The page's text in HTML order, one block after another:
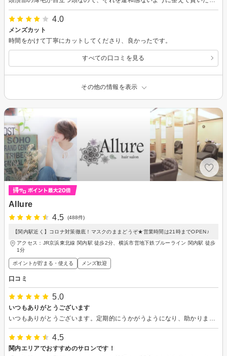
4.0
メンズカット
時間をかけて丁寧にカットしてくださり、良かったです。
すべての口コミを見る
その他の情報を表示
Allure
4.5
(488件)
【関内駅近く】コロナ対策徹底！マスクのままどうぞ★営業時間は21時までOPEN♪
アクセス：JR京浜東北線 関内駅 徒歩2分、横浜市営地下鉄ブルーライン 関内駅 徒歩
1分
ポイントが貯まる・使える メンズ歓迎
口コミ
5.0
いつもありがとうございます
4.5
関内エリアでおすすめのサロンです！